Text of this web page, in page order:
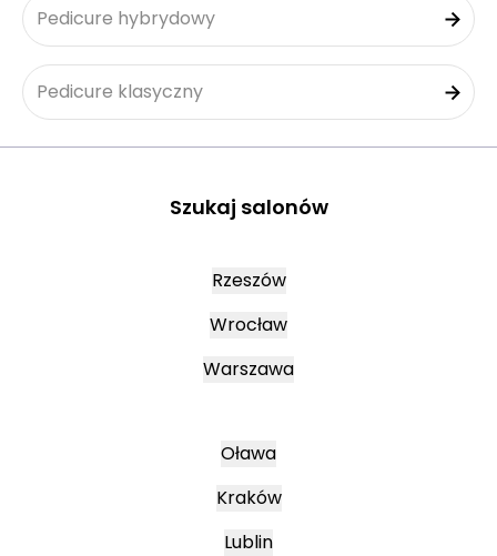
Pedicure hybrydowy
Pedicure klasyczny
Szukaj salonów
Rzeszów
Wrocław
Warszawa
Oława
Kraków
Lublin